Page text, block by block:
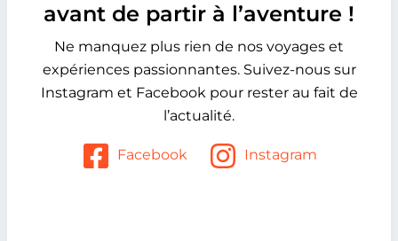
avant de partir à l’aventure !
Ne manquez plus rien de nos voyages et
expériences passionnantes. Suivez-nous sur
Instagram et Facebook pour rester au fait de
l’actualité.
Facebook Instagram